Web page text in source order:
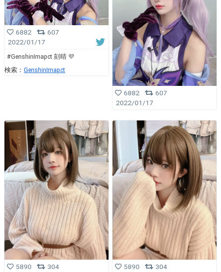
6882
607
2022/01/17
#GenshinImapct 刻晴 💜
検索： GenshinImapct
6882
607
2022/01/17
5890
304
5890
304